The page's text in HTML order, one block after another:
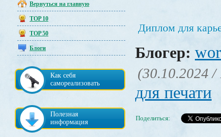
Вернуться на главную
TOP 10
TOP 50
Блоги
Как себя
самореализовать
Полезная
информация
Диплом для
Блогер:
(30.10.2024 /
для печати
Поделиться: